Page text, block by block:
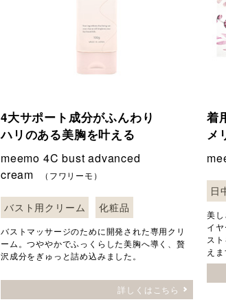
4大サポート成分がふんわり
ハリのある美胸を叶える
meemo 4C bust advanced
cream
（フワリーモ）
バスト用クリーム 化粧品
バストマッサージのために開発された専用クリ
ーム。つややかでふっくらした美胸へ導く、贅
沢成分をぎゅっと詰め込みました。
詳しくはこちら
着
メ
日
美
イ
ス
えま